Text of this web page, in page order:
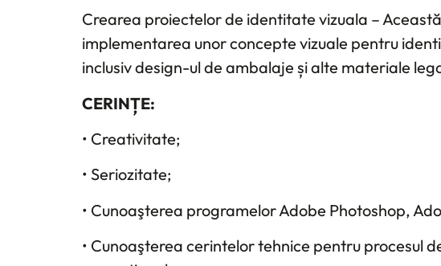
Crearea proiectelor de identitate vizuala –
implementarea unor concepte vizuale pentru
inclusiv design-ul de ambalaje și alte materiale
CERINȚE:
• Creativitate;
• Seriozitate;
• Cunoaşterea programelor Adobe Photoshop,
• Cunoaşterea cerintelor tehnice pentru procesul